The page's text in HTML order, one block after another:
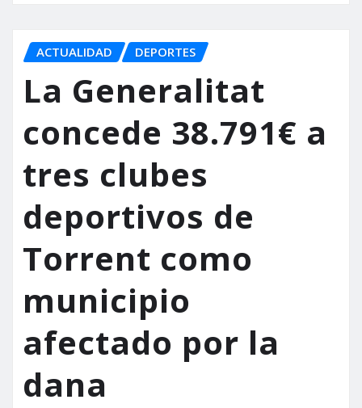
ACTUALIDAD DEPORTES
La Generalitat
concede 38.791€ a
tres clubes
deportivos de
Torrent como
municipio
afectado por la
dana